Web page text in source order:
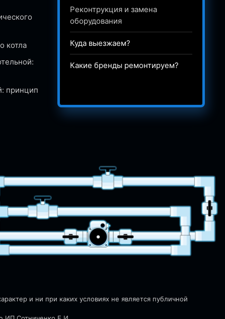
котла
принцип
Реконтрукция и замена
оборудования
Куда выезжаем?
Какие бренды ремонтируем?
и ни при каких условиях не является публичной